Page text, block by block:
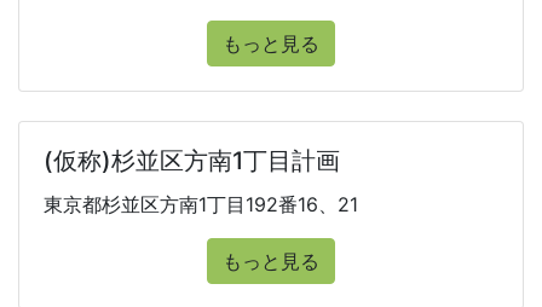
もっと見る
(仮称)杉並区方南1丁目計画
東京都杉並区方南1丁目192番16、21
もっと見る